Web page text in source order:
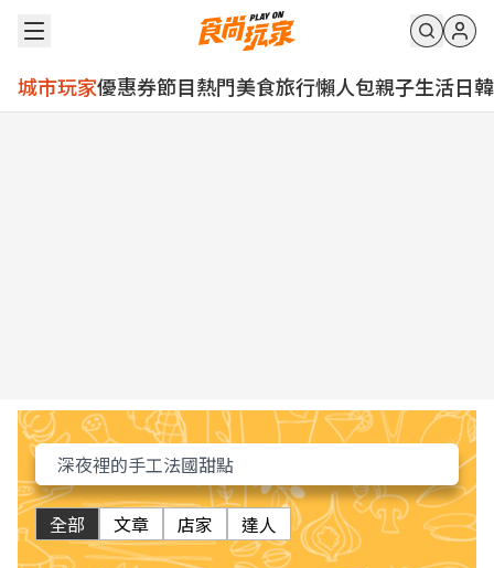
城市玩家優惠券節目熱門美食旅行懶人包親子生活日韓
全部 文章 店家 達人